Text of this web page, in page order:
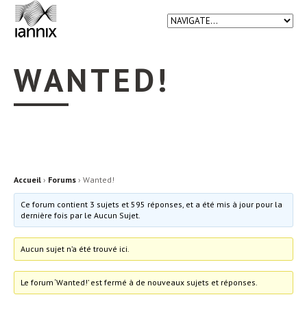
WANTED!
Accueil › Forums › Wanted!
Ce forum contient 3 sujets et 595 réponses, et a été mis à jour pour la
dernière fois par le Aucun Sujet.
Aucun sujet n’a été trouvé ici.
Le forum ‘Wanted!’ est fermé à de nouveaux sujets et réponses.